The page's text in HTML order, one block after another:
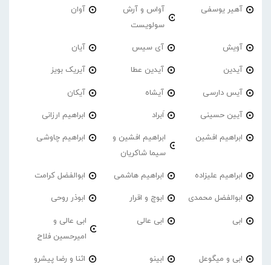
آهیر یوسفی
آواس و آرش
سولویست
آوان
آویش آی سیس آیان
آیدین آیدین عطا آیریک بویز
آیس دارسی آیشاه آیکان
آیین حسینی اَبراد ابراهیم ارزانی
ابراهیم افشین
ابراهیم افشین و
سیما شاکریان
ابراهیم چاوشی
ابراهیم علیزاده ابراهیم هاشمی ابوالفضل کرامت
ابوالفضل محمدی ابوچ و اقرار ابوذر روحی
ابی ابی عالی
ابی عالی و
امیرحسین فلاح
ابی و میگوعل ابینو اثنا و رضا پیشرو